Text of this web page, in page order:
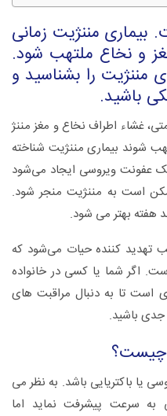
بیماری مننژیت زمانی
و نخاع ملتهب شود.
مننژیت را بشناسید و
باشید.
غشاء اطراف نخاع و مغز مننژ
شوند بیماری مننژیت شناخته
عفونت ویروسی ایجاد می‌شود
است به مننژیت منجر شود.
هفته بهتر می شود.
تهدید کننده حیات می‌شود که
اگر شما یا کسی در خانواده
است تا به دنبال مراقبت های
باشید.
چیست؟
باکتریایی باشد. به نظر می
به سرعت پیشرفت نماید اما